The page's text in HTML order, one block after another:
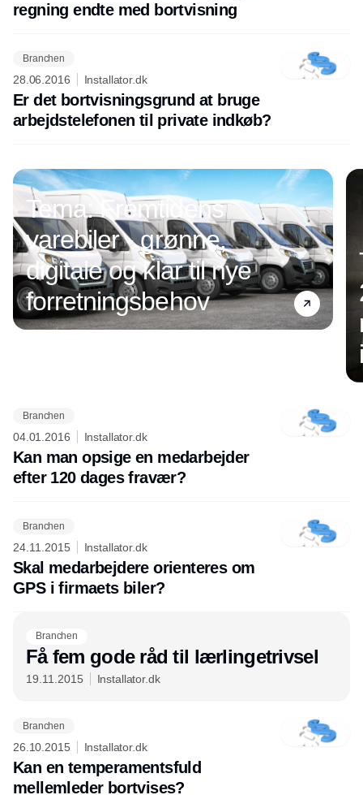
regning endte med bortvisning
Branchen
28.06.2016 Installator.dk
Er det bortvisningsgrund at bruge
arbejdstelefonen til private indkøb?
Tema: Fremtidens
varebiler - grønne,
digitale og klar til nye
forretningsbehov
Branchen
04.01.2016 Installator.dk
Kan man opsige en medarbejder
efter 120 dages fravær?
Branchen
24.11.2015 Installator.dk
Skal medarbejdere orienteres om
GPS i firmaets biler?
Branchen
Få fem gode råd til lærlingetrivsel
19.11.2015 Installator.dk
Branchen
26.10.2015 Installator.dk
Kan en temperamentsfuld
mellemleder bortvises?